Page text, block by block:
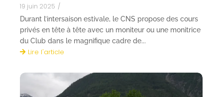
19 juin 2025 /
Durant l’intersaison estivale, le CNS propose des cours
privés en tête à tête avec un moniteur ou une monitrice
du Club dans le magnifique cadre de...
Lire l'article